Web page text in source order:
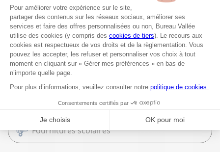
Cadeaux
Librairie
Beaux Arts
Espace services
Fournitures scolaires